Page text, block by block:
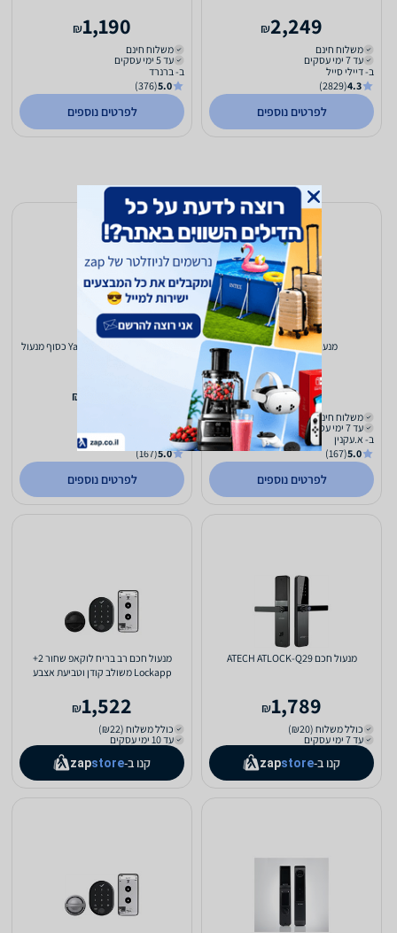
2,249
₪
משלוח חינם
עד 7 ימי עסקים
ב- דיילי סייל
4.3
(2829)
לפרטים נוספים
1,190
₪
משלוח חינם
עד 5 ימי עסקים
ב- ברנרד
5.0
(376)
לפרטים נוספים
מנעול Yale Linus שחור
1,250
₪
משלוח חינם
עד 7 ימי עסקים
ב- א.עקנין
5.0
(167)
לפרטים נוספים
מנעול ליינוס לינוס Yale Linus כסוף מנעול
₪
ב- א.עקנין
5.0
(167)
לפרטים נוספים
מנעול חכם ATECH ATLOCK-Q29
1,789
₪
כולל משלוח (₪20)
עד 7 ימי עסקים
קנו ב- zapstore
מנעול חכם רב בריח לוקאפ שחור 2+
Lockapp משולב קודן וטביעת אצבע
1,522
₪
כולל משלוח (₪22)
עד 10 ימי עסקים
קנו ב- zapstore